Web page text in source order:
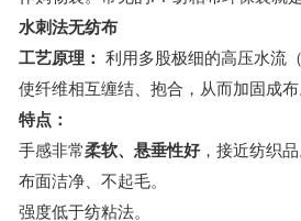
水刺法无纺布
工艺原理： 利用多股极细的高压水流
使纤维相互缠结、抱合，从而加固成布
特点：
手感非常柔软、悬垂性好，接近纺织品
布面洁净、不起毛。
强度低于纺粘法。